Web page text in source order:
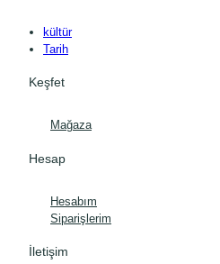
kültür
Tarih
Keşfet
Mağaza
Hesap
Hesabım
Siparişlerim
İletişim